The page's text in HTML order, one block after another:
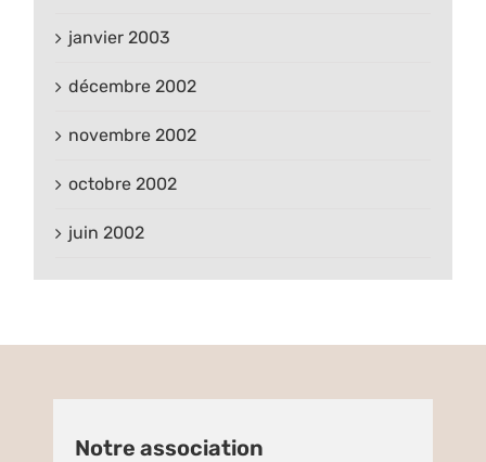
janvier 2003
décembre 2002
novembre 2002
octobre 2002
juin 2002
Notre association